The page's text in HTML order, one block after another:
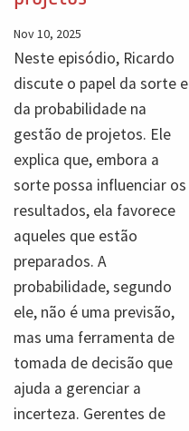
Nov 10, 2025
Neste episódio, Ricardo
discute o papel da sorte e
da probabilidade na
gestão de projetos. Ele
explica que, embora a
sorte possa influenciar os
resultados, ela favorece
aqueles que estão
preparados. A
probabilidade, segundo
ele, não é uma previsão,
mas uma ferramenta de
tomada de decisão que
ajuda a gerenciar a
incerteza. Gerentes de